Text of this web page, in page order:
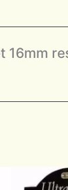
16mm